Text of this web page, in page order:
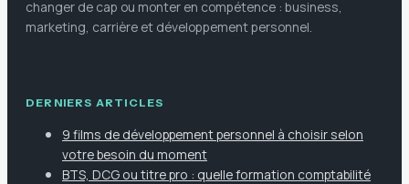
changer de cap ou monter en compétence : business,
marketing, carrière et développement personnel.
DERNIERS ARTICLES
9 films de développement personnel à choisir selon
votre besoin du moment
BTS, DCG ou titre pro : quelle formation comptabilité